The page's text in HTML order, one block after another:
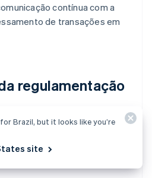
contínua com a
de transações em
regulamentação
DSS para proteger os
Essa conformidade é
Brazil, but it looks like you’re
site